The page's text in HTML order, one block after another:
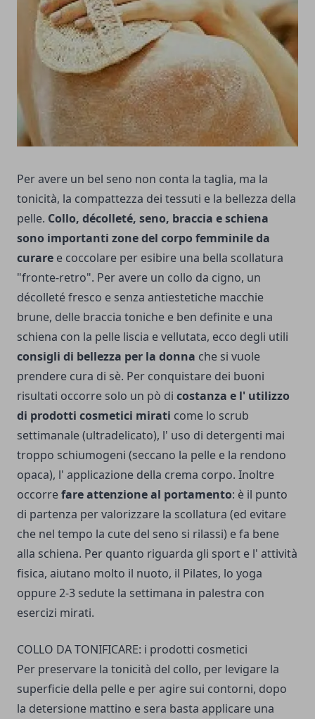
Per avere un bel seno non conta la taglia, ma la
tonicità, la compattezza dei tessuti e la bellezza della
pelle. Collo, décolleté, seno, braccia e schiena
sono importanti zone del corpo femminile da
curare e coccolare per esibire una bella scollatura
"fronte-retro". Per avere un collo da cigno, un
décolleté fresco e senza antiestetiche macchie
brune, delle braccia toniche e ben definite e una
schiena con la pelle liscia e vellutata, ecco degli utili
consigli di bellezza per la donna che si vuole
prendere cura di sè. Per conquistare dei buoni
risultati occorre solo un pò di costanza e l' utilizzo
di prodotti cosmetici mirati come lo scrub
settimanale (ultradelicato), l' uso di deter­genti mai
troppo schiumogeni (seccano la pelle e la rendono
opa­ca), l' applicazione della crema corpo. Inoltre
occorrefare attenzione al portamento: è il punto
di partenza per valorizzare la scollatura (ed evitare
che nel tempo la cute del seno si rilassi) e fa bene
alla schiena. Per quanto riguarda gli sport e l' attività
fisica, aiutano molto il nuoto, il Pilates, lo yo­ga
oppure 2-3 sedute la settimana in pale­stra con
esercizi mirati.
COLLO DA TONIFICARE: i prodotti cosmetici
Per preservare la tonicità del collo, per levigare la
superficie della pelle e per agire sui contorni, dopo
la detersione matti­no e sera basta applicare una